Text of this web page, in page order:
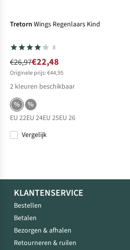
Tretorn Wings Regenlaars Kind
8
€26,97€22,48
Originele prijs: €44,95
2 kleuren beschikbaar
%
%
EU 22EU 24EU 25EU 26
Vergelijk
KLANTENSERVICE
Bestellen
Betalen
Bezorgen & afhalen
Retourneren & ruilen